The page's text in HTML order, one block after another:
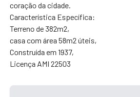
coração da cidade.
Característica Específica:
Terreno de 382m2,
casa com área 58m2 úteis,
Construída em 1937,
Licença AMI 22503